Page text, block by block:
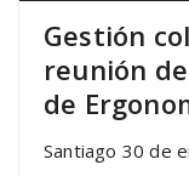
Gestión
reunión
de
Santiago 30 de